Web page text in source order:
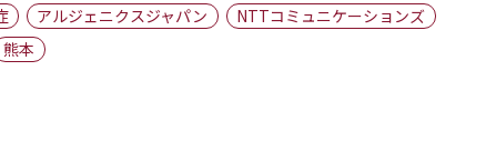
地域
棋王戦
アルジェニクスジャパン
NTTコミュニケーションズ
熊本